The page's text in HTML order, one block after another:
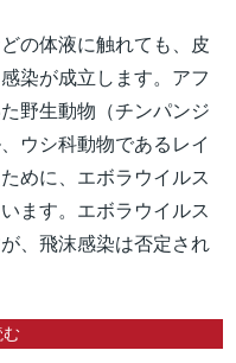
の体液に触れても、皮
染が成立します。アフ
野生動物（チンパンジ
ウシ科動物であるレイ
めに、エボラウイルス
ます。エボラウイルス
、飛沫感染は否定され
む